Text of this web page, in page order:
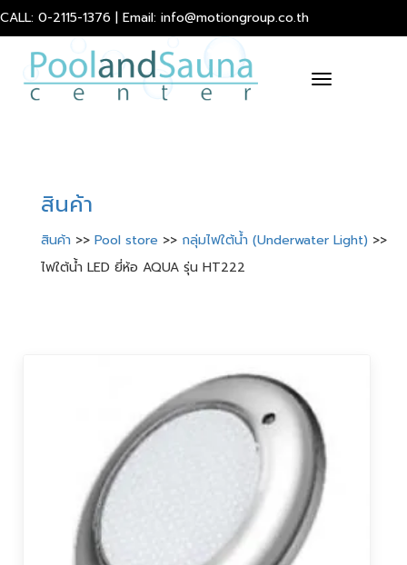
CALL: 0-2115-1376 | Email: info@motiongroup.co.th
Toggle
สินค้า
สินค้า >> Pool store >> กลุ่มไฟใต้น้ำ (Underwater Light) >>
ไฟใต้น้ำ LED ยี่ห้อ AQUA รุ่น HT222